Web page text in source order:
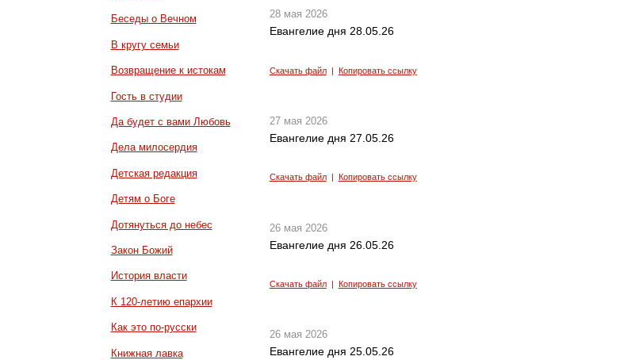
Беседы о Вечном
В кругу семьи
Возвращение к истокам
Гость в студии
Да будет с вами Любовь
Дела милосердия
Детская редакция
Детям о Боге
Дотянуться до небес
Закон Божий
История власти
К 120-летию епархии
Как это по-русски
Книжная лавка
28 мая 2026
Евангелие дня 28.05.26
Скачать файл| Копировать ссылку
27 мая 2026
Евангелие дня 27.05.26
Скачать файл| Копировать ссылку
26 мая 2026
Евангелие дня 26.05.26
Скачать файл| Копировать ссылку
26 мая 2026
Евангелие дня 25.05.26